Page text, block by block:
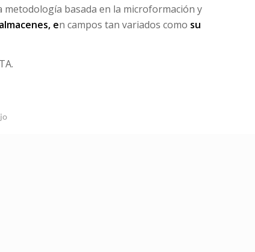
metodología basada en la microformación y
en campos tan variados como su